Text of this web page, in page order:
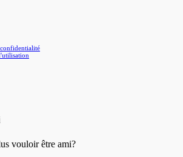
vouloir être ami?